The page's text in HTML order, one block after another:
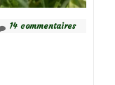
14 commentaires